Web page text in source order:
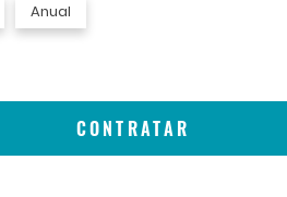
Anual
CONTRATAR